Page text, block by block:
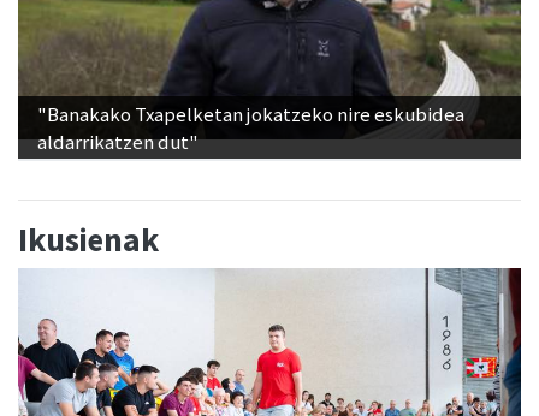
"Banakako Txapelketan jokatzeko nire eskubidea
aldarrikatzen dut"
Ikusienak